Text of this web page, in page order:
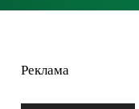
Реклама